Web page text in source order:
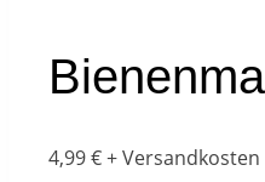
4,99€+ Versandkosten